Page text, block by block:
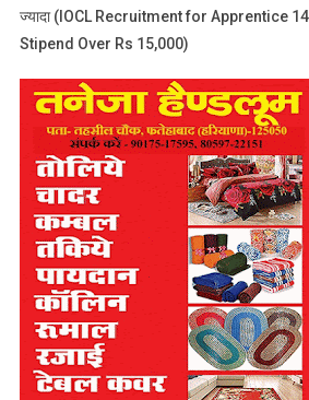
ज्यादा (IOCL Recruitment for Apprentice
Stipend Over Rs 15,000)